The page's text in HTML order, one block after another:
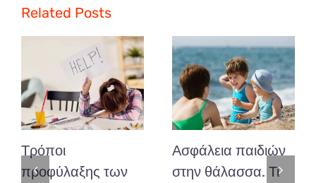
Related Posts
Τρόποι
προφύλαξης των
Ασφάλεια παιδιών
στην θάλασσα. Τι